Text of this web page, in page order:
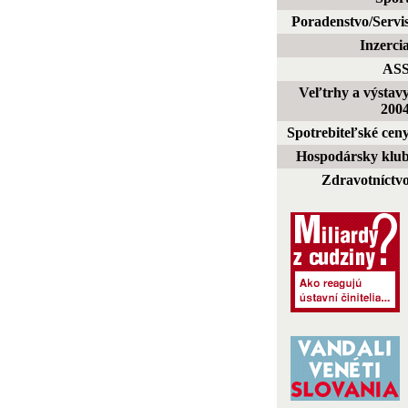
Poradenstvo/
Inzercia
Veľtrhy a
Spotrebiteľské
Hospodársky